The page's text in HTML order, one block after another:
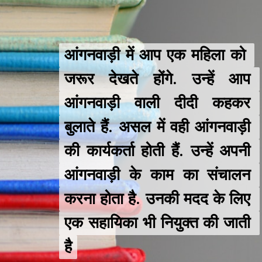
आंगनवाड़ी में आप एक महिला को
जरूर देखते होंगे. उन्हें आप
आंगनवाड़ी वाली दीदी कहकर
बुलाते हैं. असल में वही आंगनवाड़ी
की कार्यकर्ता होती हैं. उन्हें अपनी
आंगनवाड़ी के काम का संचालन
करना होता है. उनकी मदद के लिए
एक सहायिका भी नियुक्त की जाती
है
आंगनवाड़ी में आप एक महिला को
जरूर देखते होंगे. उन्हें आप
आंगनवाड़ी वाली दीदी कहकर
बुलाते हैं. असल में वही आंगनवाड़ी
की कार्यकर्ता होती हैं. उन्हें अपनी
आंगनवाड़ी के काम का संचालन
करना होता है. उनकी मदद के लिए
एक सहायिका भी नियुक्त की जाती
है